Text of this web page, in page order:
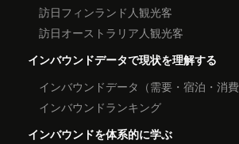
訪日フィンランド人観光客
訪日オーストラリア人観光客
インバウンドデータで現状を理解する
インバウンドデータ（需要・宿泊・消費
インバウンドランキング
インバウンドを体系的に学ぶ